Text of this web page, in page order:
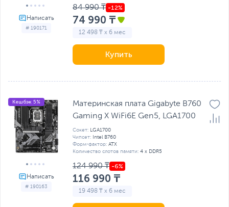
# 190171
84 990 ₸
74 990 ₸
12 498 ₸ x 6 мес
Купить
# 190163
Кешбэк 5%
Материнская плата Gigabyte B760
Gaming X WiFi6E Gen5, LGA1700
Сокет:
LGA1700
Чипсет: Intel B760
Форм-фактор: ATX
Количество слотов памяти: 4 x DDR5
124 990 ₸
116 990 ₸
19 498 ₸ x 6 мес